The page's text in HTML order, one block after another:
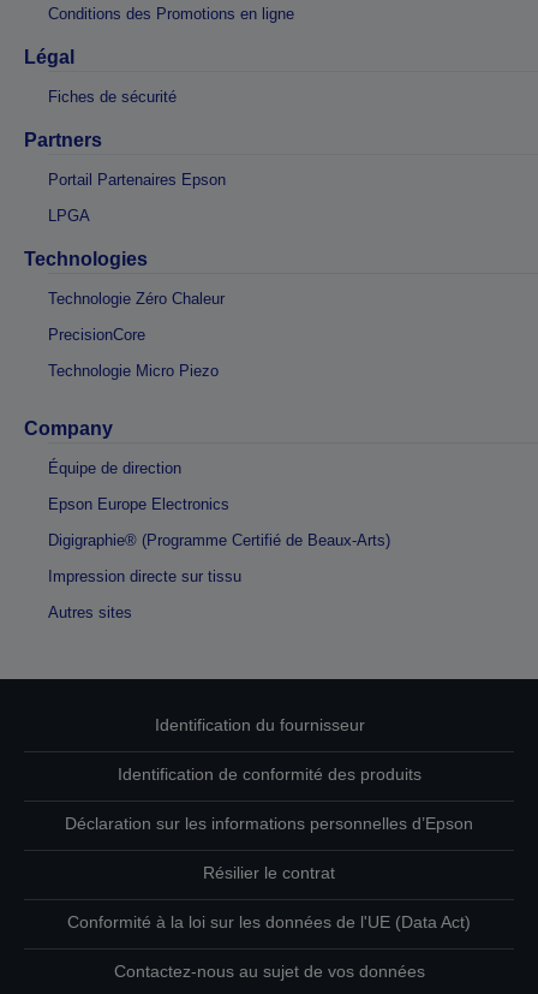
Conditions des Promotions en ligne
Légal
Fiches de sécurité
Partners
Portail Partenaires Epson
LPGA
Technologies
Technologie Zéro Chaleur
PrecisionCore
Technologie Micro Piezo
Company
Équipe de direction
Epson Europe Electronics
Digigraphie® (Programme Certifié de Beaux-Arts)
Impression directe sur tissu
Autres sites
Identification du fournisseur
Identification de conformité des produits
Déclaration sur les informations personnelles d’Epson
Résilier le contrat
Conformité à la loi sur les données de l'UE (Data Act)
Contactez-nous au sujet de vos données